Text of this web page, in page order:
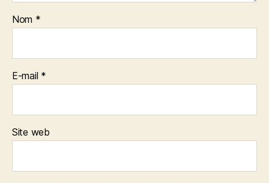
Nom *
E-mail *
Site web